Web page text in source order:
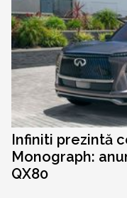
Infiniti prezintă
Monograph:
QX80